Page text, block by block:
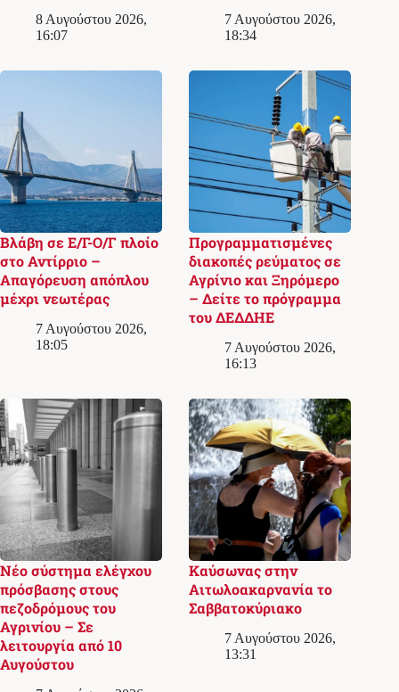
8 Αυγούστου 2026,
16:07
7 Αυγούστου 2026,
18:34
Βλάβη σε Ε/Γ-Ο/Γ πλοίο
στο Αντίρριο –
Απαγόρευση απόπλου
μέχρι νεωτέρας
7 Αυγούστου 2026,
18:05
Προγραμματισμένες
διακοπές ρεύματος σε
Αγρίνιο και Ξηρόμερο
– Δείτε το πρόγραμμα
του ΔΕΔΔΗΕ
7 Αυγούστου 2026,
16:13
Νέο σύστημα ελέγχου
πρόσβασης στους
πεζοδρόμους του
Αγρινίου – Σε
λειτουργία από 10
Αυγούστου
Καύσωνας στην
Αιτωλοακαρνανία το
Σαββατοκύριακο
7 Αυγούστου 2026,
13:31